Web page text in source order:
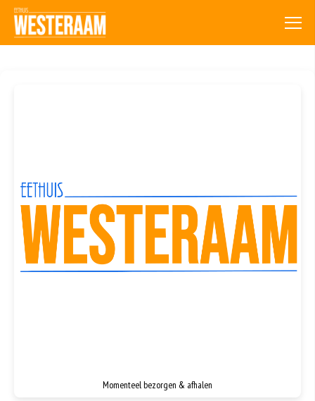
Momenteel bezorgen & afhalen